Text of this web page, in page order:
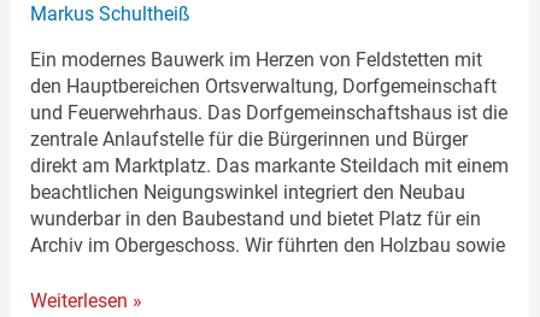
Markus Schultheiß
Ein modernes Bauwerk im Herzen von Feldstetten mit
den Hauptbereichen Ortsverwaltung, Dorfgemeinschaft
und Feuerwehrhaus. Das Dorfgemeinschaftshaus ist die
zentrale Anlaufstelle für die Bürgerinnen und Bürger
direkt am Marktplatz. Das markante Steildach mit einem
beachtlichen Neigungswinkel integriert den Neubau
wunderbar in den Baubestand und bietet Platz für ein
Archiv im Obergeschoss. Wir führten den Holzbau sowie
Weiterlesen »